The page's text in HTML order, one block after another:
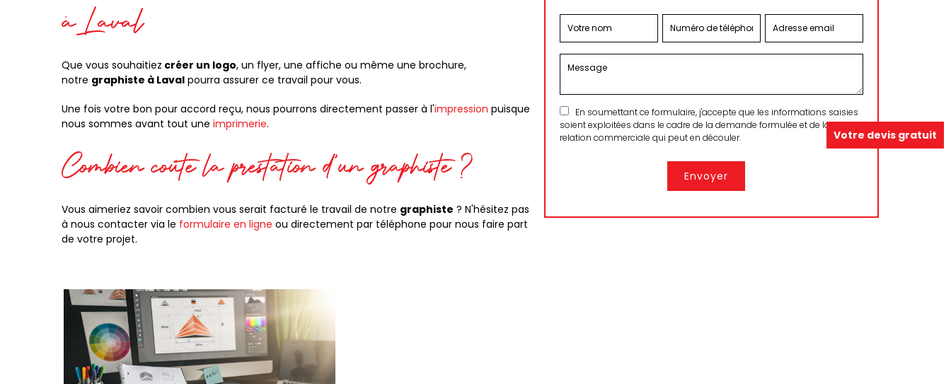
à Laval
Que vous souhaitiez créer un logo, un flyer, une affiche ou même une brochure,
notre graphiste à Laval pourra assurer ce travail pour vous.
Une fois votre bon pour accord reçu, nous pourrons directement passer à l'impression puisque
nous sommes avant tout une imprimerie.
Combien coûte la prestation d'un graphiste ?
Vous aimeriez savoir combien vous serait facturé le travail de notre graphiste ? N'hésitez pas
à nous contacter via le formulaire en ligne ou directement par téléphone pour nous faire part
de votre projet.
En soumettant ce formulaire, j'accepte que les informations saisies
soient exploitées dans le cadre de la demande formulée et de la
relation commerciale qui peut en découler.
Votre devis gratuit